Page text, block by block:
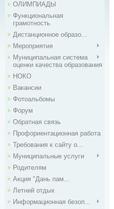
ОЛИМПИАДЫ
Функциональная
грамотность
Дистанционное образо...
Мероприятия
Муниципальная система
оценки качества образования
НОКО
Вакансии
Фотоальбомы
Форум
Обратная связь
Профориентационная работа
Требования к сайту о...
Муниципальные услуги
Родителям
Акция "Дань пам...
Летний отдых
Информационная безоп...